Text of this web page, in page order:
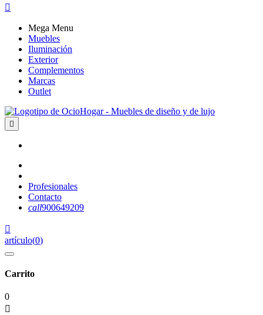

Mega Menu
Muebles
Iluminación
Exterior
Complementos
Marcas
Outlet

Profesionales
Contacto
call900649209

artículo(0)
Carrito
0
